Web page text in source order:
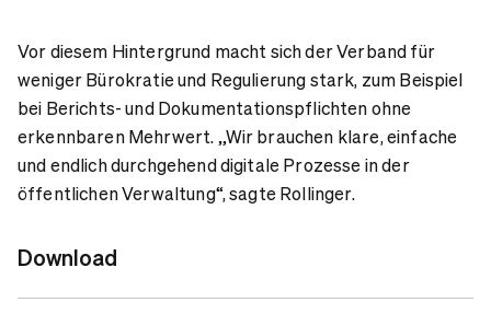
Vor diesem Hintergrund macht sich der Verband für
weniger Bürokratie und Regulierung stark, zum Beispiel
bei Berichts- und Dokumentationspflichten ohne
erkennbaren Mehrwert. „Wir brauchen klare, einfache
und endlich durchgehend digitale Prozesse in der
öffentlichen Verwaltung“, sagte Rollinger.
Download